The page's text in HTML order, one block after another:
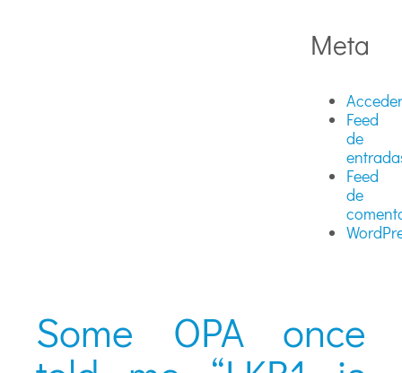
Meta
Feed
de
Feed
de
Some OPA once